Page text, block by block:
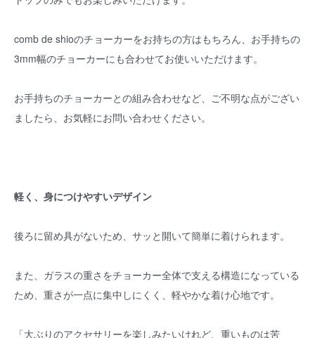
comb de shioのチョーカーをお持ちの方はもちろん、お手持ちの
3mm幅のチョーカーにも合わせてお使いいただけます。
お手持ちのチョーカーとの組み合わせなど、ご不明な点がござい
ましたら、お気軽にお問い合わせください。
軽く、身につけやすいデザイン
後ろに留め具がないため、サッと開いて簡単に着けられます。
また、ガラスの重さをチョーカー全体で支える構造になっている
ため、重さが一点に集中しにくく、軽やかな着け心地です。
「大ぶりのアクセサリーを楽しみたいけれど、重いものは苦